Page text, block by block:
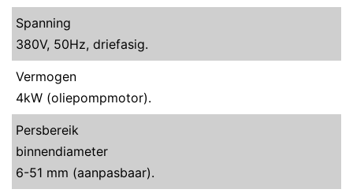
Spanning
380V, 50Hz, driefasig.
Vermogen
4kW (oliepompmotor).
Persbereik
binnendiameter
6-51 mm (aanpasbaar).